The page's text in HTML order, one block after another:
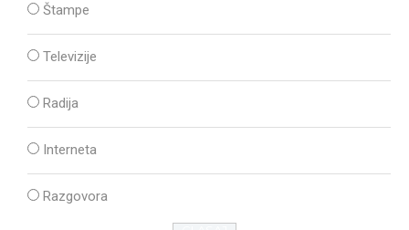
Štampe
Televizije
Radija
Interneta
Razgovora